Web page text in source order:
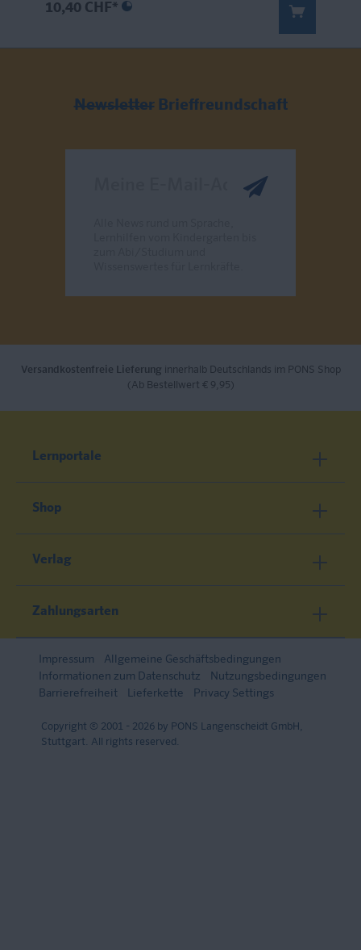
10,40 CHF*
Newsletter Brieffreundschaft
Versandkostenfreie Lieferung innerhalb Deutschlands im PONS Shop
(Ab Bestellwert € 9,95)
Lernportale
Shop
Verlag
Zahlungsarten
Impressum
Allgemeine Geschäftsbedingungen
Informationen zum Datenschutz
Nutzungsbedingungen
Barrierefreiheit
Lieferkette Privacy Settings
Copyright © 2001 - 2026 by PONS Langenscheidt GmbH,
Stuttgart. All rights reserved.